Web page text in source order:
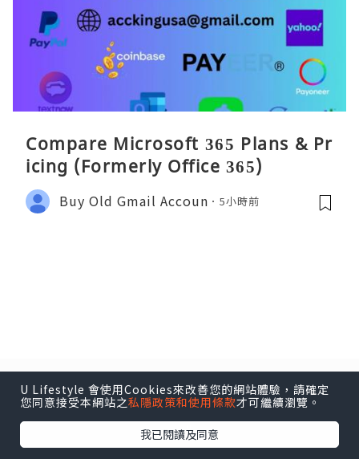
Compare Microsoft 365 Plans & Pr
icing (Formerly Office 365)
Buy Old Gmail Accoun 5小時前
香港經濟日報版權所有 © 2026
U Lifestyle 會使用Cookies來改善您的網站體驗，請確定
您同意接受本網站之私隱政策和使用條款才可繼續瀏覽。
我已閱讀及同意